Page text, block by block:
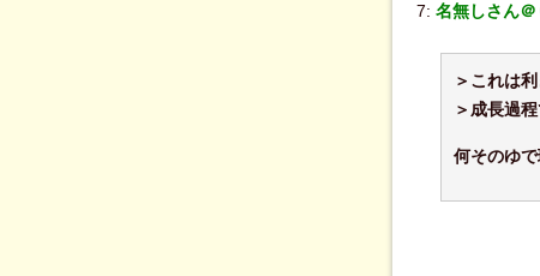
7: 名無しさん
＞これは
＞成長過
何そのゆ